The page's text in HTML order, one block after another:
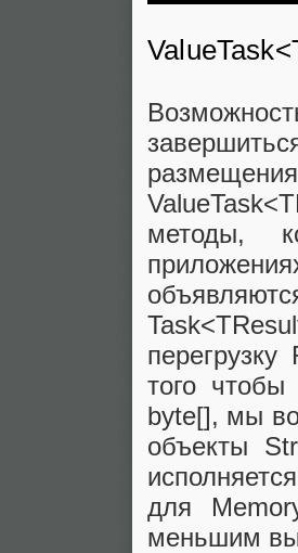
методы,
того
byte[], мы
объекты
для
меньшим